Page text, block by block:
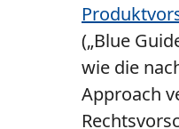
(„Blue
wie die
Approach